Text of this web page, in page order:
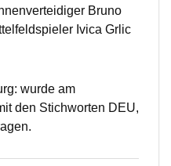
Bruno
Ivica Grlic
wurde am
den Stichworten DEU,